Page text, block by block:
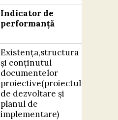
Indicator de
performanță
Existența,structura
și conținutul
documentelor
proiective(proiectul
de dezvoltare și
planul de
implementare)